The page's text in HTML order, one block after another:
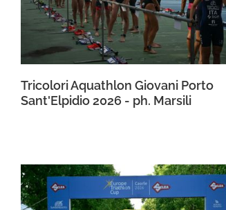
Tricolori Aquathlon Giovani Porto
Sant'Elpidio 2026 - ph. Marsili